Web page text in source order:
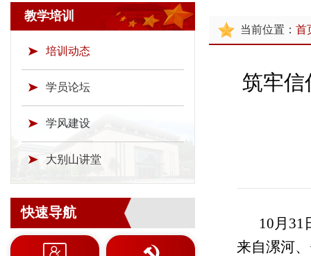
学院简介
现任领导 通知公告 师资队
教研成
教学培训
培训动态
学员论坛
学风建设
大别山讲堂
快速导航
当前位置： 首
筑牢
10月31
来自漯河